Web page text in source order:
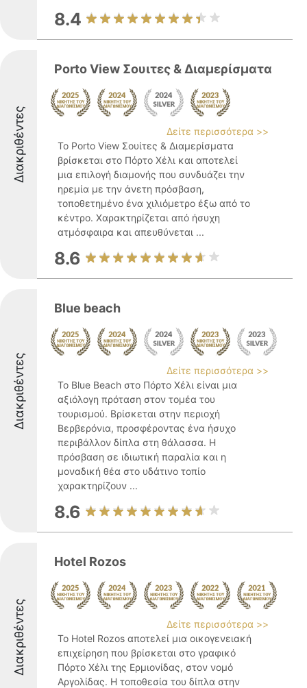
8.4
Διακριθέντες
Porto View Σουιτες & Διαμερίσματα
Δείτε περισσότερα >>
Το Porto View Σουίτες & Διαμερίσματα
βρίσκεται στο Πόρτο Χέλι και αποτελεί
μια επιλογή διαμονής που συνδυάζει την
ηρεμία με την άνετη πρόσβαση,
τοποθετημένο ένα χιλιόμετρο έξω από το
κέντρο. Χαρακτηρίζεται από ήσυχη
ατμόσφαιρα και απευθύνεται ...
8.6
Διακριθέντες
Blue beach
Δείτε περισσότερα >>
Το Blue Beach στο Πόρτο Χέλι είναι μια
αξιόλογη πρόταση στον τομέα του
τουρισμού. Βρίσκεται στην περιοχή
Βερβερόνια, προσφέροντας ένα ήσυχο
περιβάλλον δίπλα στη θάλασσα. Η
πρόσβαση σε ιδιωτική παραλία και η
μοναδική θέα στο υδάτινο τοπίο
χαρακτηρίζουν ...
8.6
Διακριθέντες
Hotel Rozos
Δείτε περισσότερα >>
Το Hotel Rozos αποτελεί μια οικογενειακή
επιχείρηση που βρίσκεται στο γραφικό
Πόρτο Χέλι της Ερμιονίδας, στον νομό
Αργολίδας. Η τοποθεσία του δίπλα στην